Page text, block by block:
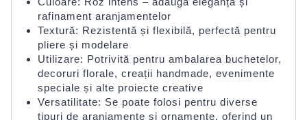
rafinament aranjamentelor
Textură: Rezistentă și flexibilă, perfectă pentru
pliere și modelare
Utilizare: Potrivită pentru ambalarea buchetelor,
decoruri florale, creații handmade, evenimente
speciale și alte proiecte creative
Versatilitate: Se poate folosi pentru diverse
tipuri de aranjamente și ornamente, oferind un